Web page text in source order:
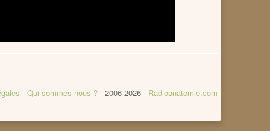
- Qui sommes nous ? - 2006-2026 - Radioanatomie.com